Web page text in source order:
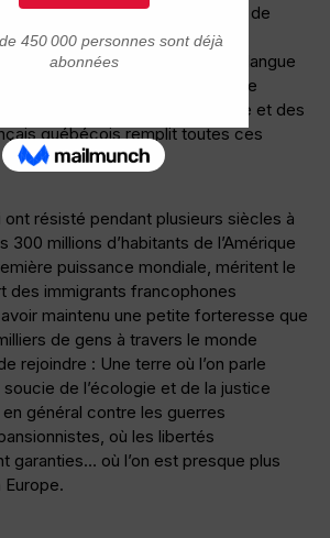
de Shakespeare dans l’ile de
si tous les habitants de
un Français académique ! Une langue
qui permet à des peuples de
une identité, une culture et des
québécois remplit toutes ces
résisté pendant plusieurs siècles à
300 millions d’habitants de l’Amérique
puissance mondiale, méritent le
des immigrants francophones
maintenu une petite forteresse que
de gens à travers le monde
rejoindre : Une terre où l’on parle
soucie de l’écologie et de la justice
en général contre les guerres
où les libertés
garanties… où l’on est presque plus
Europe.